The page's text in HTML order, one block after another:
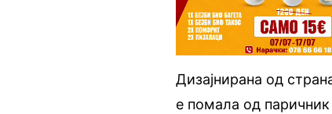
Дизајнирана од
е помала од